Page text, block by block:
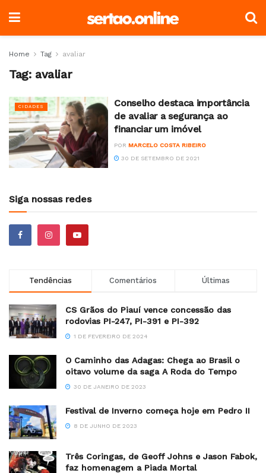
Home Tag avaliar
Tag: avaliar
CIDADES
Conselho destaca importância
de avaliar a segurança ao
financiar um imóvel
POR MARCELO COSTA RIBEIRO
30 DE SETEMBRO DE 2021
Siga nossas redes
Tendências Comentários Últimas
CS Grãos do Piauí vence concessão das
rodovias PI-247, PI-391 e PI-392
1 DE FEVEREIRO DE 2024
O Caminho das Adagas: Chega ao Brasil o
oitavo volume da saga A Roda do Tempo
30 DE JANEIRO DE 2023
Festival de Inverno começa hoje em Pedro II
8 DE JUNHO DE 2023
Três Coringas, de Geoff Johns e Jason Fabok,
faz homenagem a Piada Mortal